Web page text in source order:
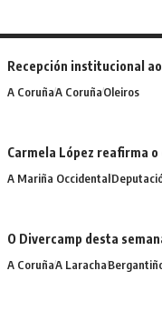
Recepción institucional
A CoruñaA CoruñaOleiros
Carmela López reafirma
A Mariña Occidental
O Divercamp desta
A CoruñaA Laracha